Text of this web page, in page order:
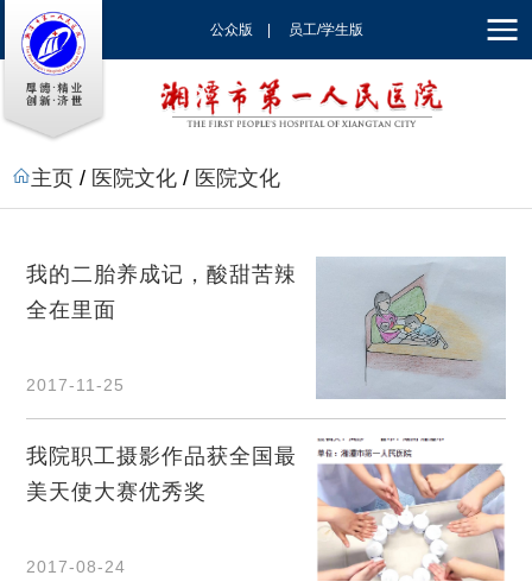
公众版 员工/学生版
| EN
主页 / 医院文化 / 医院文化
我的二胎养成记，酸甜苦辣
全在里面
2017-11-25
我院职工摄影作品获全国最
美天使大赛优秀奖
2017-08-24